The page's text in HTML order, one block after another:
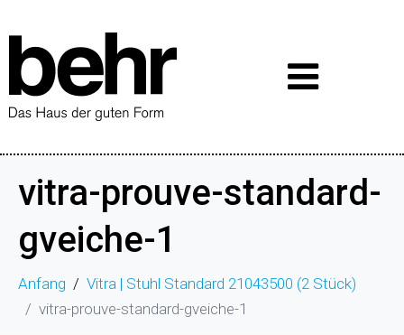
vitra-prouve-standard-
gveiche-1
Anfang
Vitra | Stuhl Standard 21043500 (2 Stück)
vitra-prouve-standard-gveiche-1